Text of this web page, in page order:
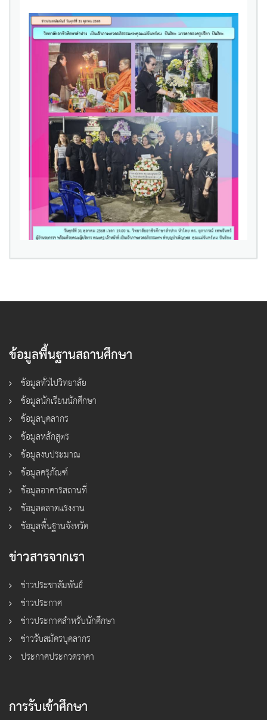
ข้อมูลพื้นฐานสถานศึกษา
ข้อมูลทั่วไปวิทยาลัย
ข้อมูลนักเรียนนักศึกษา
ข้อมูลบุคลากร
ข้อมูลหลักสูตร
ข้อมูลงบประมาณ
ข้อมูลครุภัณฑ์
ข้อมูลอาคารสถานที่
ข้อมูลตลาดแรงงาน
ข้อมูลพื้นฐานจังหวัด
ข่าวสารจากเรา
ข่าวประชาสัมพันธ์
ข่าวประกาศ
ข่าวประกาศสำหรับนักศึกษา
ข่าวรับสมัครบุคลากร
ประกาศประกวดราคา
การรับเข้าศึกษา